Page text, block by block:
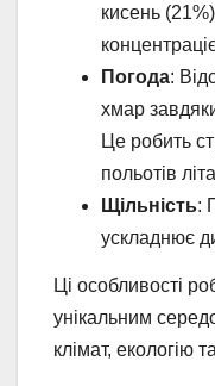
кисень
Погода:
хмар
Це робить
польотів
Щільність:
ускладнює
Ці особливості
унікальним
клімат, екологію